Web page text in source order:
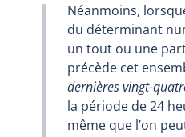
Néanmoins,
du déterminant
un tout ou une
précède cet
dernières vingt-
la période de 24
même que l’on